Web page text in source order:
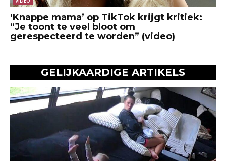
‘Knappe mama’ op TikTok krijgt kritiek:
“Je toont te veel bloot om
gerespecteerd te worden” (video)
GELIJKAARDIGE ARTIKELS